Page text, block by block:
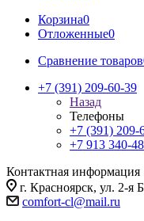
Корзина0
Отложенные0
Сравнение товаров
+7 (391) 209-60-39
Назад
Телефоны
+7 (391) 209-
+7 913 340-
Контактная информация
г. Красноярск, ул. 2-я
comfort-cl@mail.ru